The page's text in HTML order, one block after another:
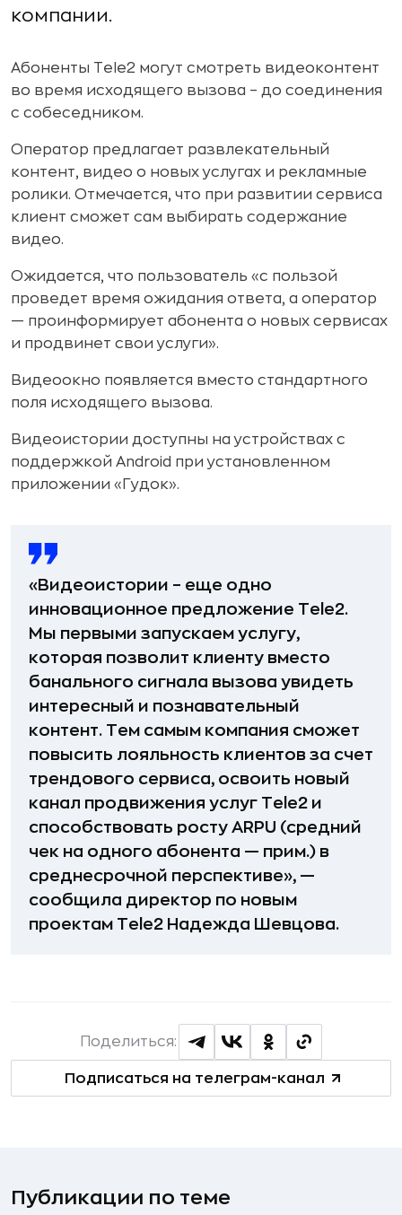
компании.
Абоненты Tele2 могут смотреть видеоконтент
во время исходящего вызова – до соединения
с собеседником.
Оператор предлагает развлекательный
контент, видео о новых услугах и рекламные
ролики. Отмечается, что при развитии сервиса
клиент сможет сам выбирать содержание
видео.
Ожидается, что пользователь «с пользой
проведет время ожидания ответа, а оператор
— проинформирует абонента о новых сервисах
и продвинет свои услуги».
Видеоокно появляется вместо стандартного
поля исходящего вызова.
Видеоистории доступны на устройствах c
поддержкой Android при установленном
приложении «Гудок».
«Видеоистории – еще одно
инновационное предложение Tele2.
Мы первыми запускаем услугу,
которая позволит клиенту вместо
банального сигнала вызова увидеть
интересный и познавательный
контент. Тем самым компания сможет
повысить лояльность клиентов за счет
трендового сервиса, освоить новый
канал продвижения услуг Tele2 и
способствовать росту ARPU (средний
чек на одного абонента — прим.) в
среднесрочной перспективе», —
сообщила директор по новым
проектам Tele2 Надежда Шевцова.
Подписаться на телеграм-канал
Поделиться:
Публикации по теме